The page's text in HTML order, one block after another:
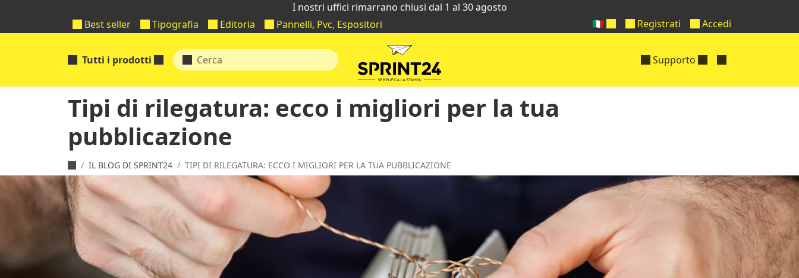
I nostri uffici rimarrano chiusi dal 1 al 30 agosto
Best seller
Tipografia Editoria Pannelli, Pvc, Espositori Registrati Accedi
🇮🇹
Tutti i prodotti Supporto
Tipi di rilegatura: ecco i migliori per la tua
pubblicazione
IL BLOG DI SPRINT24 TIPI DI RILEGATURA: ECCO I MIGLIORI PER LA TUA PUBBLICAZIONE